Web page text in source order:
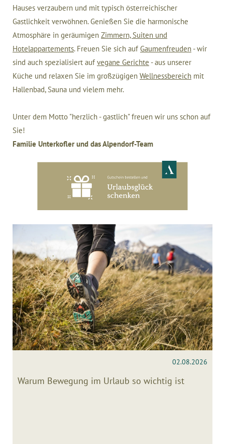
Hauses verzaubern und mit typisch österreichischer
Gastlichkeit verwöhnen. Genießen Sie die harmonische
Atmosphäre in geräumigen Zimmern, Suiten und
Hotelappartements. Freuen Sie sich auf Gaumenfreuden - wir
sind auch spezialisiert auf vegane Gerichte - aus unserer
Küche und relaxen Sie im großzügigen Wellnessbereich mit
Hallenbad, Sauna und vielem mehr.
Unter dem Motto "herzlich - gastlich" freuen wir uns schon auf
Sie!
Familie Unterkofler und das Alpendorf-Team
02.08.2026
Warum Bewegung im Urlaub so wichtig ist